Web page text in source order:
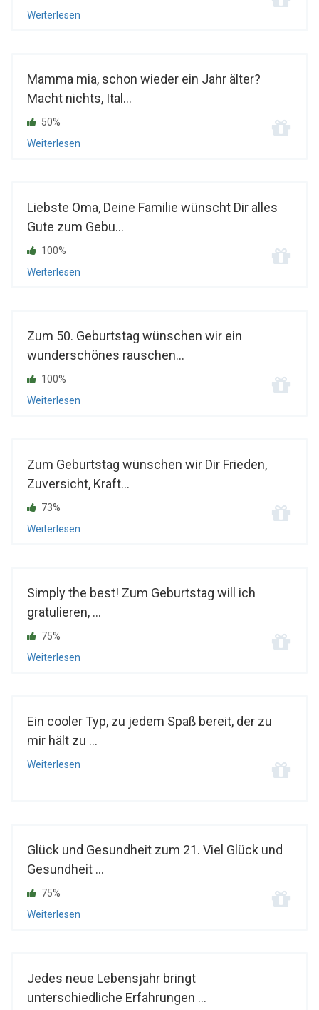
Weiterlesen
Mamma mia, schon wieder ein Jahr älter?
Macht nichts, Ital...
50%
Weiterlesen
Liebste Oma, Deine Familie wünscht Dir alles
Gute zum Gebu...
100%
Weiterlesen
Zum 50. Geburtstag wünschen wir ein
wunderschönes rauschen...
100%
Weiterlesen
Zum Geburtstag wünschen wir Dir Frieden,
Zuversicht, Kraft...
73%
Weiterlesen
Simply the best! Zum Geburtstag will ich
gratulieren, ...
75%
Weiterlesen
Ein cooler Typ, zu jedem Spaß bereit, der zu
mir hält zu ...
Weiterlesen
Glück und Gesundheit zum 21. Viel Glück und
Gesundheit ...
75%
Weiterlesen
Jedes neue Lebensjahr bringt
unterschiedliche Erfahrungen ...